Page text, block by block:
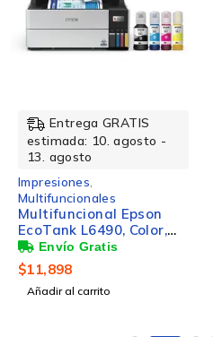
Entrega GRATIS
estimada: 10. agosto -
13. agosto
Impresiones
Multifuncionales
Multifuncional Epson
EcoTank L6490, Color,
Inyección de Tinta,
Tanque de Tinta,
Inalámbrico,
Print/Scan/Copy/Fax
$11,898
Añadir al carrito